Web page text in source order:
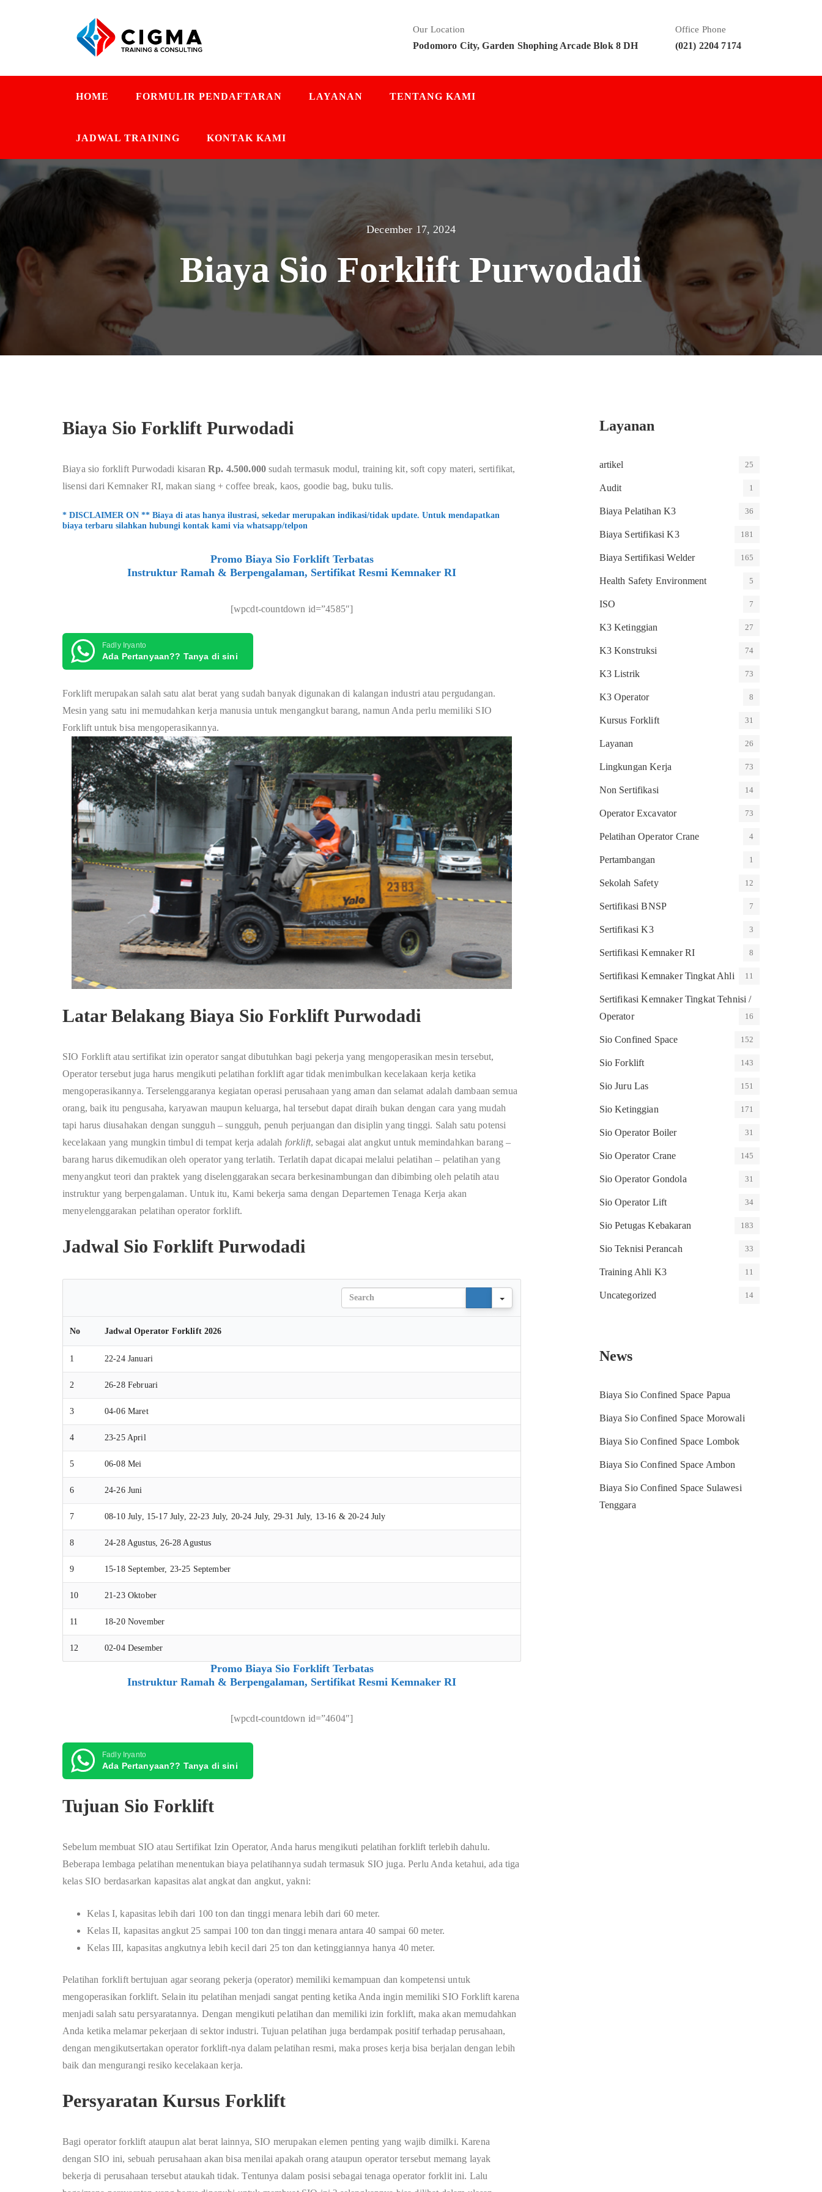
Our Location
Podomoro City, Garden Shophing Arcade Blok 8 DH
Office Phone
(021) 2204 7174
HOME FORMULIR PENDAFTARAN LAYANAN TENTANG KAMI
JADWAL TRAINING KONTAK KAMI
December 17, 2024
Biaya Sio Forklift Purwodadi
Biaya Sio Forklift Purwodadi
Biaya sio forklift Purwodadi kisaran Rp. 4.500.000sudah termasuk modul, training kit, soft copy materi, sertifikat,
lisensi dari Kemnaker RI, makan siang + coffee break, kaos, goodie bag, buku tulis.
* DISCLAIMER ON ** Biaya di atas hanya ilustrasi, sekedar merupakan indikasi/tidak update. Untuk mendapatkan
biaya terbaru silahkan hubungi kontak kami via whatsapp/telpon
Promo Biaya Sio Forklift Terbatas
Instruktur Ramah & Berpengalaman, Sertifikat Resmi Kemnaker RI
[wpcdt-countdown id=”4585″]
Fadly Iryanto
Ada Pertanyaan?? Tanya di sini
Forklift merupakan salah satu alat berat yang sudah banyak digunakan di kalangan industri atau pergudangan.
Mesin yang satu ini memudahkan kerja manusia untuk mengangkut barang, namun Anda perlu memiliki SIO
Forklift untuk bisa mengoperasikannya.
Latar Belakang Biaya Sio Forklift Purwodadi
SIO Forklift atau sertifikat izin operator sangat dibutuhkan bagi pekerja yang mengoperasikan mesin tersebut,
Operator tersebut juga harus mengikuti pelatihan forklift agar tidak menimbulkan kecelakaan kerja ketika
mengoperasikannya. Terselenggaranya kegiatan operasi perusahaan yang aman dan selamat adalah dambaan semua
orang, baik itu pengusaha, karyawan maupun keluarga, hal tersebut dapat diraih bukan dengan cara yang mudah
tapi harus diusahakan dengan sungguh – sungguh, penuh perjuangan dan disiplin yang tinggi. Salah satu potensi
kecelakaan yang mungkin timbul di tempat kerja adalah forklift, sebagai alat angkut untuk memindahkan barang –
barang harus dikemudikan oleh operator yang terlatih. Terlatih dapat dicapai melalui pelatihan – pelatihan yang
menyangkut teori dan praktek yang diselenggarakan secara berkesinambungan dan dibimbing oleh pelatih atau
instruktur yang berpengalaman. Untuk itu, Kami bekerja sama dengan Departemen Tenaga Kerja akan
menyelenggarakan pelatihan operator forklift.
Jadwal Sio Forklift Purwodadi
Search
No Jadwal Operator Forklift 2026
1 22-24 Januari
2 26-28 Februari
3 04-06 Maret
4 23-25 April
5 06-08 Mei
6 24-26 Juni
7 08-10 July, 15-17 July, 22-23 July, 20-24 July, 29-31 July, 13-16 & 20-24 July
8 24-28 Agustus, 26-28 Agustus
9 15-18 September, 23-25 September
10 21-23 Oktober
11 18-20 November
12 02-04 Desember
Promo Biaya Sio Forklift Terbatas
Instruktur Ramah & Berpengalaman, Sertifikat Resmi Kemnaker RI
[wpcdt-countdown id=”4604″]
Fadly Iryanto
Ada Pertanyaan?? Tanya di sini
Tujuan Sio Forklift
Sebelum membuat SIO atau Sertifikat Izin Operator, Anda harus mengikuti pelatihan forklift terlebih dahulu.
Beberapa lembaga pelatihan menentukan biaya pelatihannya sudah termasuk SIO juga. Perlu Anda ketahui, ada tiga
kelas SIO berdasarkan kapasitas alat angkat dan angkut, yakni:
Kelas I, kapasitas lebih dari 100 ton dan tinggi menara lebih dari 60 meter.
Kelas II, kapasitas angkut 25 sampai 100 ton dan tinggi menara antara 40 sampai 60 meter.
Kelas III, kapasitas angkutnya lebih kecil dari 25 ton dan ketinggiannya hanya 40 meter.
Pelatihan forklift bertujuan agar seorang pekerja (operator) memiliki kemampuan dan kompetensi untuk
mengoperasikan forklift. Selain itu pelatihan menjadi sangat penting ketika Anda ingin memiliki SIO Forklift karena
menjadi salah satu persyaratannya. Dengan mengikuti pelatihan dan memiliki izin forklift, maka akan memudahkan
Anda ketika melamar pekerjaan di sektor industri. Tujuan pelatihan juga berdampak positif terhadap perusahaan,
dengan mengikutsertakan operator forklift-nya dalam pelatihan resmi, maka proses kerja bisa berjalan dengan lebih
baik dan mengurangi resiko kecelakaan kerja.
Persyaratan Kursus Forklift
Bagi operator forklift ataupun alat berat lainnya, SIO merupakan elemen penting yang wajib dimilki. Karena
dengan SIO ini, sebuah perusahaan akan bisa menilai apakah orang ataupun operator tersebut memang layak
bekerja di perusahaan tersebut ataukah tidak. Tentunya dalam posisi sebagai tenaga operator forklit ini. Lalu
Layanan
artikel 25
Audit 1
Biaya Pelatihan K3 36
Biaya Sertifikasi K3 181
Biaya Sertifikasi Welder 165
Health Safety Environment 5
ISO 7
K3 Ketinggian 27
K3 Konstruksi 74
K3 Listrik 73
K3 Operator 8
Kursus Forklift 31
Layanan 26
Lingkungan Kerja 73
Non Sertifikasi 14
Operator Excavator 73
Pelatihan Operator Crane 4
Pertambangan 1
Sekolah Safety 12
Sertifikasi BNSP 7
Sertifikasi K3 3
Sertifikasi Kemnaker RI 8
Sertifikasi Kemnaker Tingkat Ahli 11
Sertifikasi Kemnaker Tingkat Tehnisi /
Operator
16
Sio Confined Space 152
Sio Forklift 143
Sio Juru Las 151
Sio Ketinggian 171
Sio Operator Boiler 31
Sio Operator Crane 145
Sio Operator Gondola 31
Sio Operator Lift 34
Sio Petugas Kebakaran 183
Sio Teknisi Perancah 33
Training Ahli K3 11
Uncategorized 14
News
Biaya Sio Confined Space Papua
Biaya Sio Confined Space Morowali
Biaya Sio Confined Space Lombok
Biaya Sio Confined Space Ambon
Biaya Sio Confined Space Sulawesi
Tenggara